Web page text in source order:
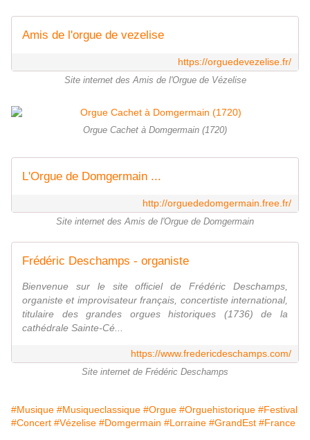
Amis de l'orgue de vezelise
https://orguedevezelise.fr/
Site internet des Amis de l'Orgue de Vézelise
Orgue Cachet à Domgermain (1720)
L'Orgue de Domgermain ...
http://orguededomgermain.free.fr/
Site internet des Amis de l'Orgue de Domgermain
Frédéric Deschamps - organiste
Bienvenue sur le site officiel de Frédéric Deschamps,
organiste et improvisateur français, concertiste international,
titulaire des grandes orgues historiques (1736) de la
cathédrale Sainte-Cé...
https://www.fredericdeschamps.com/
Site internet de Frédéric Deschamps
#Musique #Musiqueclassique #Orgue #Orguehistorique #Festival
#Concert #Vézelise #Domgermain #Lorraine #GrandEst #France